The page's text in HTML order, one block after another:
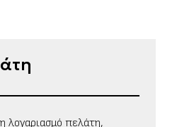
λογαριασμό πελάτη,